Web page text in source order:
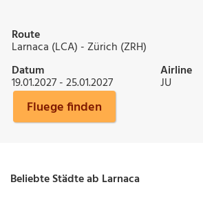
Route
Larnaca (LCA) - Zürich (ZRH)
Datum
19.01.2027 - 25.01.2027
Airline
JU
Fluege finden
Beliebte Städte ab Larnaca